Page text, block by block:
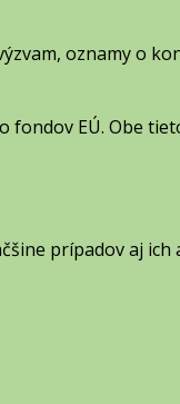
oznamy o
EÚ. Obe
prípadov aj ich